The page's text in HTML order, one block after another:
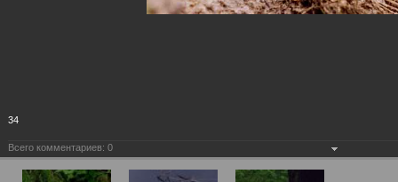
34
Всего комментариев: 0